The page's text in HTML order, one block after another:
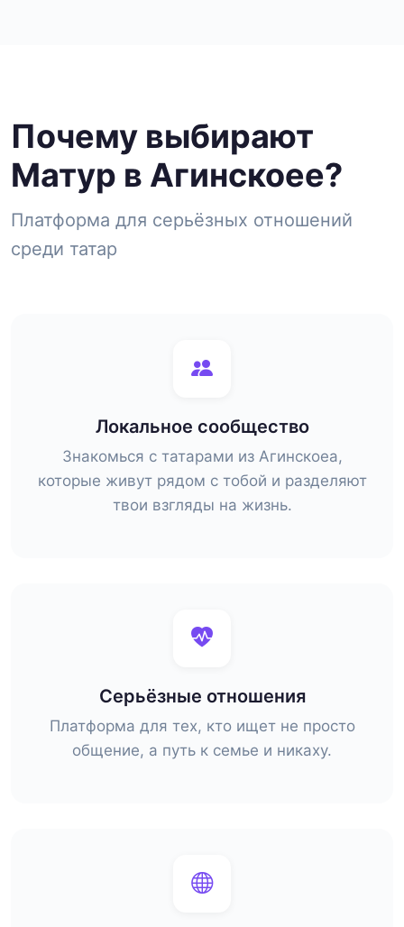
Почему выбирают
Матур в Агинскоее?
Платформа для серьёзных отношений
среди татар
Локальное сообщество
Знакомься с татарами из Агинскоеа,
которые живут рядом с тобой и разделяют
твои взгляды на жизнь.
Серьёзные отношения
Платформа для тех, кто ищет не просто
общение, а путь к семье и никаху.